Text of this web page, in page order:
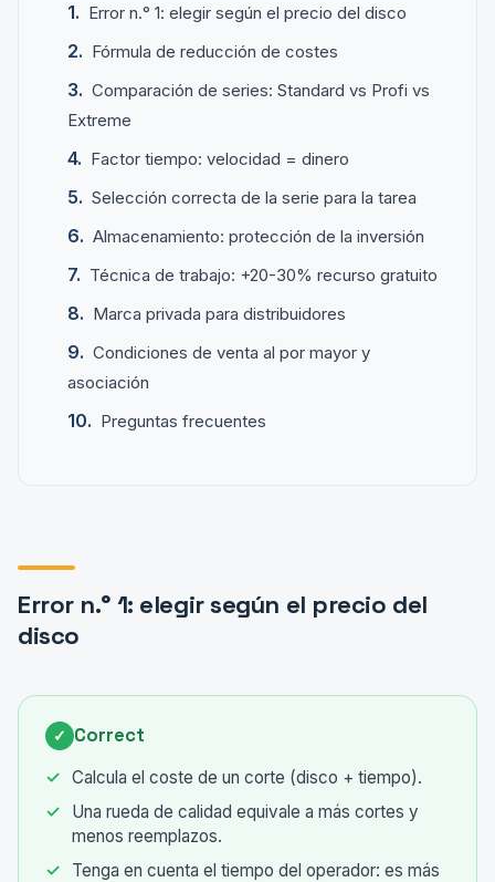
Error n.° 1: elegir según el precio del disco
Fórmula de reducción de costes
Comparación de series: Standard vs Profi vs
Extreme
Factor tiempo: velocidad = dinero
Selección correcta de la serie para la tarea
Almacenamiento: protección de la inversión
Técnica de trabajo: +20-30% recurso gratuito
Marca privada para distribuidores
Condiciones de venta al por mayor y
asociación
Preguntas frecuentes
Error n.° 1: elegir según el precio del
disco
✓ Correct
Calcula el coste de un corte (disco + tiempo).
Una rueda de calidad equivale a más cortes y
menos reemplazos.
Tenga en cuenta el tiempo del operador: es más